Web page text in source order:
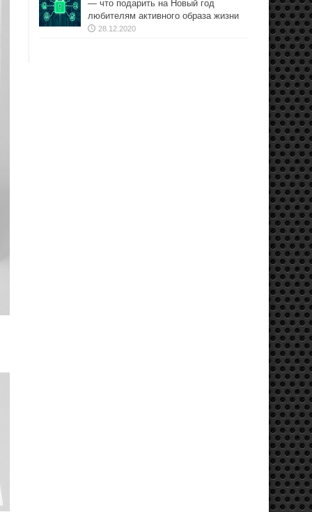
— что подарить на Новый год
любителям активного образа жизни
28.12.2020